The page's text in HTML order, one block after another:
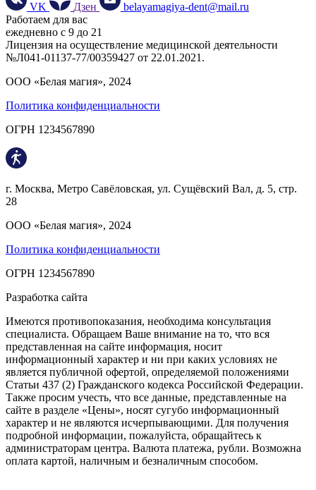
VK Дзен
belayamagiya-dent@mail.ru
Работаем для вас
ежедневно с 9 до 21
Лицензия на осуществление медицинской деятельности
№Л041-01137-77/00359427 от 22.01.2021.
ООО «Белая магия», 2024
Политика конфиденциальности
ОГРН 1234567890
г. Москва, Метро Савёловская, ул. Сущёвский Вал, д. 5, стр.
28
ООО «Белая магия», 2024
Политика конфиденциальности
ОГРН 1234567890
Разработка сайта
Имеются противопоказания, необходима консультация
специалиста. Обращаем Ваше внимание на то, что вся
представленная на сайте информация, носит
информационный характер и ни при каких условиях не
является публичной офертой, определяемой положениями
Статьи 437 (2) Гражданского кодекса Российской Федерации.
Также просим учесть, что все данные, представленные на
сайте в разделе «Цены», носят сугубо информационный
характер и не являются исчерпывающими. Для получения
подробной информации, пожалуйста, обращайтесь к
администраторам центра. Валюта платежа, рубли. Возможна
оплата картой, наличным и безналичным способом.